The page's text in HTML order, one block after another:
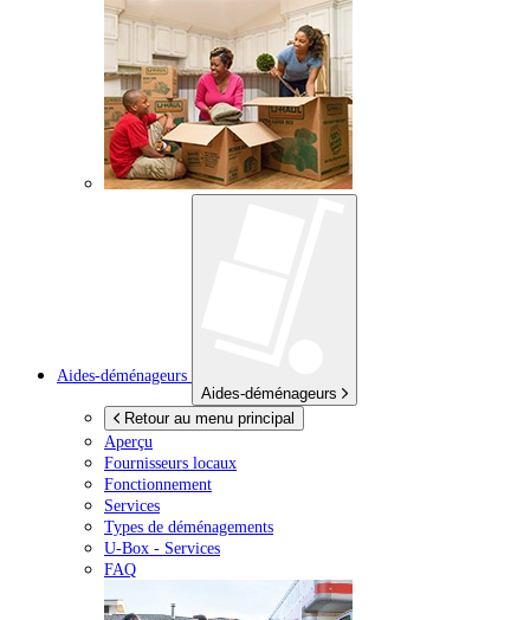
Aides-déménageurs
Aides-déménageurs
Retour au menu principal
Aperçu
Fournisseurs locaux
Fonctionnement
Services
Types de déménagements
U-Box - Services
FAQ